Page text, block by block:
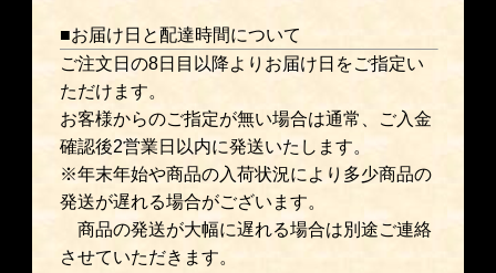
■お届け日と配達時間について
ご注文日の8日目以降よりお届け日をご指定い
ただけます。
お客様からのご指定が無い場合は通常、ご入金
確認後2営業日以内に発送いたします。
※年末年始や商品の入荷状況により多少商品の
発送が遅れる場合がございます。
商品の発送が大幅に遅れる場合は別途ご連絡
させていただきます。